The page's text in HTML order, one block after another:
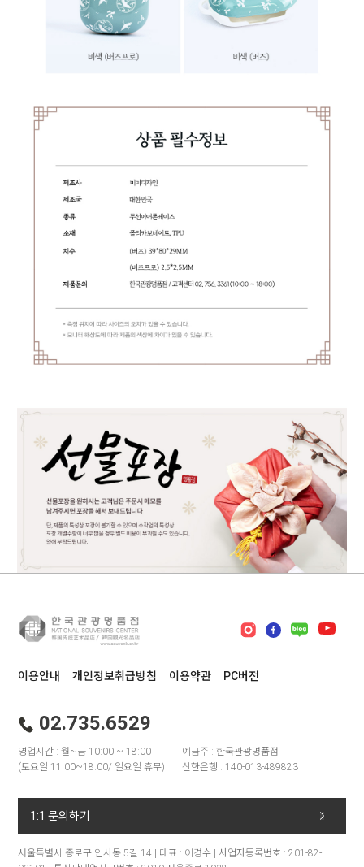
이용안내 개인정보취급방침 이용약관 PC버전
02.735.6529
영업시간 : 월~금 10:00 ~ 18:00
(토요일 11:00~18:00/ 일요일 휴무)
예금주 : 한국관광명품점
신한은행 : 140-013-489823
1:1 문의하기
서울특별시 종로구 인사동 5길 14 | 대표 : 이경수 | 사업자등록번호 : 201-82-